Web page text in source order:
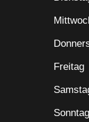
Freitag
Sonntag